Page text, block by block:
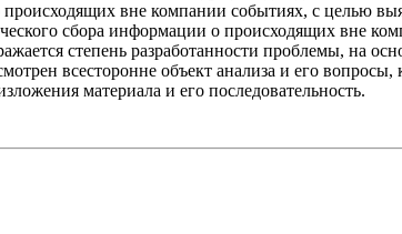
вне компании событиях, с целью
сбора информации о происходящих вне
степень разработанности проблемы, на
всесторонне объект анализа и его
материала и его последовательность.